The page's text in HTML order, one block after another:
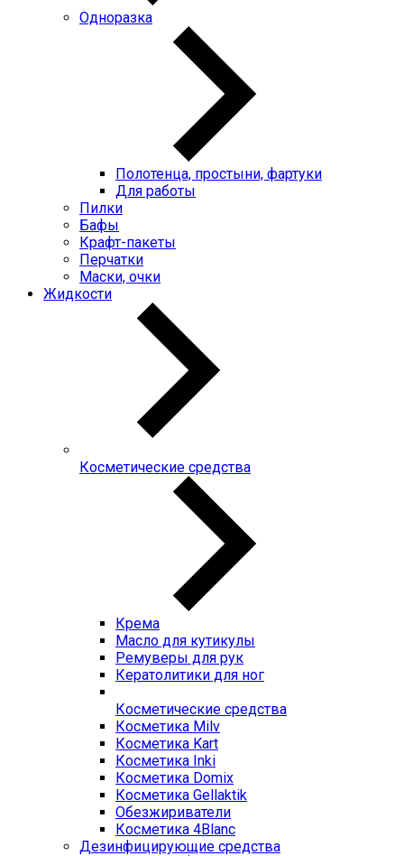
Одноразка
Полотенца, простыни, фартуки
Для работы
Пилки
Бафы
Крафт-пакеты
Перчатки
Маски, очки
Жидкости
Косметические средства
Крема
Масло для кутикулы
Ремуверы для рук
Кератолитики для ног
Косметические средства
Косметика Milv
Косметика Kart
Косметика Inki
Косметика Domix
Косметика Gellaktik
Обезжириватели
Косметика 4Blanc
Дезинфицирующие средства